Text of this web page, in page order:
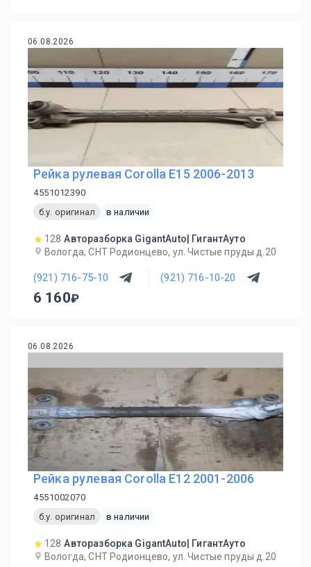
06.08.2026
Рейка рулевая Corolla E15 2006-2013
4551012390
б.у. оригинал
в наличии
128 Авторазборка GigantAuto| ГигантАуто
Вологда, СНТ Родионцево, ул. Чистые пруды д.20
(921) 716-75-10 (921) 716-10-20
6 160
06.08.2026
Рейка рулевая Corolla E12 2001-2006
4551002070
б.у. оригинал
в наличии
128 Авторазборка GigantAuto| ГигантАуто
Вологда, СНТ Родионцево, ул. Чистые пруды д.20